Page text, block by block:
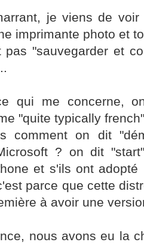
je viens de
imprimante photo et
pas "sauvegarder et
qui me concerne,
"quite typically
comment on dit
? on dit
et s'ils ont adopté
parce que cette
à avoir une
nous avons eu la